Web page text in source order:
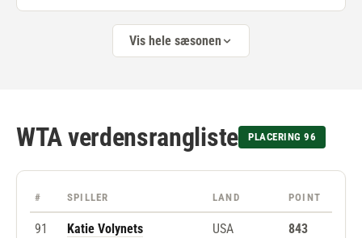
Vis hele sæsonen
WTA verdensrangliste PLACERING 96
# SPILLER LAND POINT
91 Katie Volynets USA 843